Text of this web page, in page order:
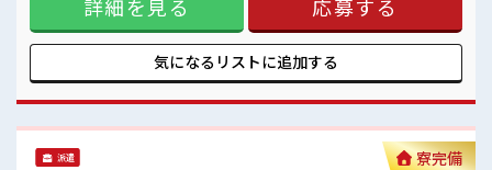
オンオフの切替もできちゃう！
ロッカーあり！
安心してお仕事に集中♪
付きなので初期費用も節約できる☆ ≪ヘアカラーOKで自由な
雰囲気の職場≫ 明るすぎたり奇抜でなければ基本的に自由！
(規定有)≪機能的な制服アリ≫ 制服があるので毎日の服装の
悩み解消♪ ≪無料駐車場あり≫ マイカー通勤もOK！ ≪食堂
豊富★ ■職場の雰囲気 派手すぎなければ多少のヘアカラーも
OKなのはウレシイPoint☆ しっかり休める休憩室あり！ オン
オフの切替もできちゃう！ ロッカーあり！ 安心してお仕事に
詳細を見る 応募する
気になるリストに追加する
派遣 寮完備